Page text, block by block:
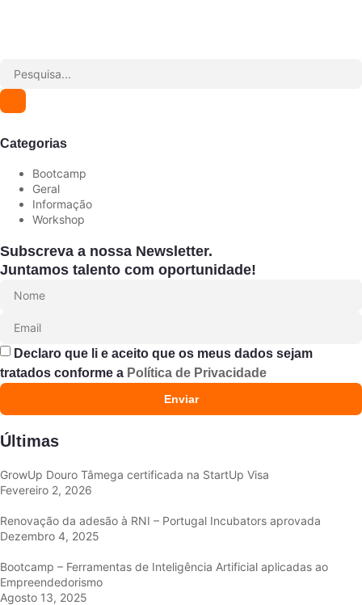
Categorias
Bootcamp
Geral
Informação
Workshop
Subscreva a nossa Newsletter.
Juntamos talento com oportunidade!
Declaro que li e aceito que os meus dados sejam
tratados conforme a Política de Privacidade
Enviar
Últimas
GrowUp Douro Tâmega certificada na StartUp Visa
Fevereiro 2, 2026
Renovação da adesão à RNI – Portugal Incubators aprovada
Dezembro 4, 2025
Bootcamp – Ferramentas de Inteligência Artificial aplicadas ao
Empreendedorismo
Agosto 13, 2025